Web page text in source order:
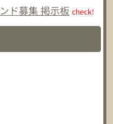
ド募集 掲示板 check!